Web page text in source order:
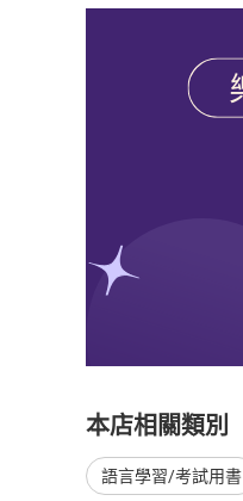
本店相關類別
語言學習/考試用書